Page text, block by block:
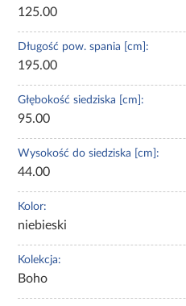
125.00
Długość pow. spania [cm]:
195.00
Głębokość siedziska [cm]:
95.00
Wysokość do siedziska [cm]:
44.00
Kolor:
niebieski
Kolekcja:
Boho